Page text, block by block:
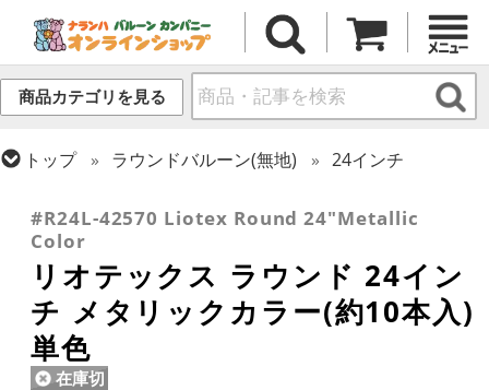
商品カテゴリを見る
トップ ラウンドバルーン(無地)
24インチ
#R24L-42570 Liotex Round 24"Metallic
Color
リオテックス ラウンド 24イン
チ メタリックカラー(約10本入)
単色
在庫切